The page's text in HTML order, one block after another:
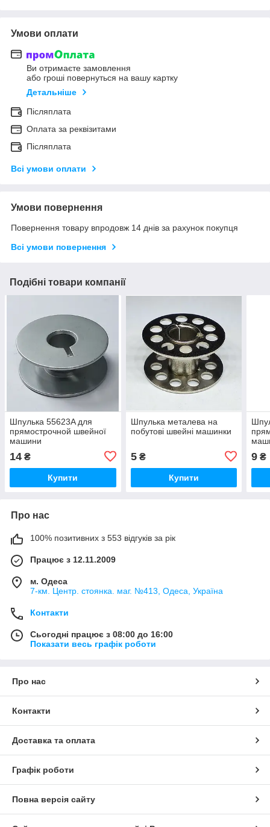
Умови оплати
Ви отримаєте замовлення
або гроші повернуться на вашу картку
Детальніше
Післяплата
Оплата за реквізитами
Післяплата
Всі умови оплати
Умови повернення
Повернення товару впродовж 14 днів за рахунок покупця
Всі умови повернення
Подібні товари компанії
Шпулька 55623A для
прямострочной швейної
машини
14 ₴
Купити
Шпулька металева на
побутові швейні машинки
5₴
Купити
9 ₴
Про нас
100% позитивних з 553 відгуків за рік
Працює з 12.11.2009
м. Одеса
7-км. Центр. стоянка. маг. №413, Одеса, Україна
Контакти
Сьогодні працює з 08:00 до 16:00
Показати весь графік роботи
Про нас
Контакти
Доставка та оплата
Графік роботи
Повна версія сайту